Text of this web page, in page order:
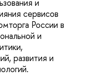
и
сервисов
России в
и
развития и